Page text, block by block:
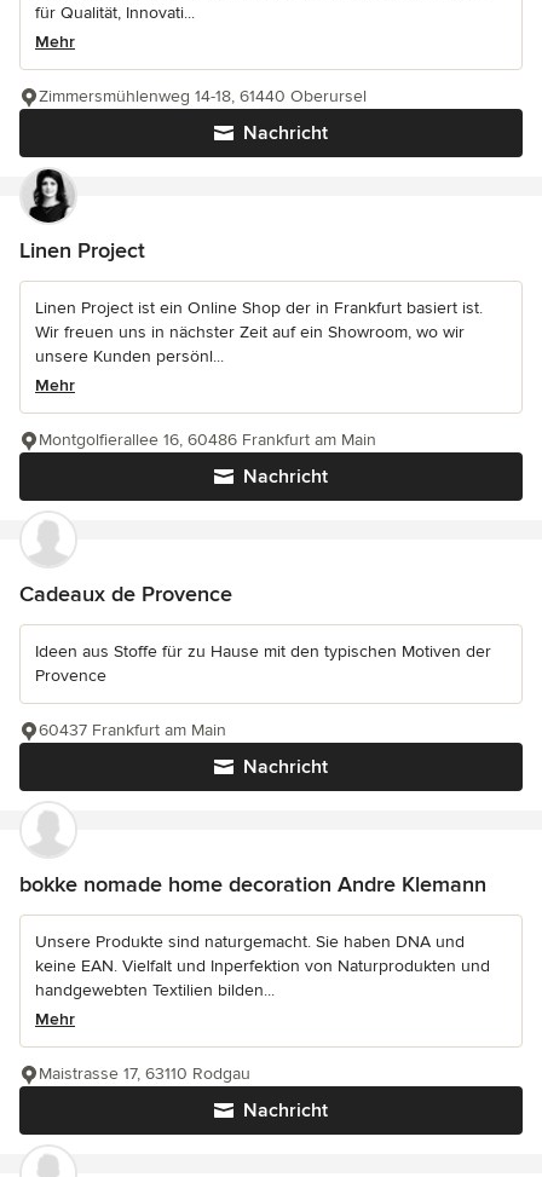
für Qualität, Innovati...
Mehr
Nachricht
Zimmersmühlenweg 14-18, 61440 Oberursel
Linen Project
Linen Project ist ein Online Shop der in Frankfurt basiert ist.
Wir freuen uns in nächster Zeit auf ein Showroom, wo wir
unsere Kunden persönl...
Mehr
Nachricht
Montgolfierallee 16, 60486 Frankfurt am Main
Cadeaux de Provence
Ideen aus Stoffe für zu Hause mit den typischen Motiven der
Provence
Nachricht
60437 Frankfurt am Main
bokke nomade home decoration Andre Klemann
Unsere Produkte sind naturgemacht. Sie haben DNA und
keine EAN. Vielfalt und Inperfektion von Naturprodukten und
handgewebten Textilien bilden...
Mehr
Nachricht
Maistrasse 17, 63110 Rodgau